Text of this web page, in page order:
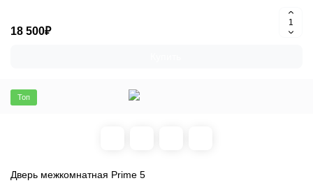
18 500₽
Топ
Дверь межкомнатная Prime 5